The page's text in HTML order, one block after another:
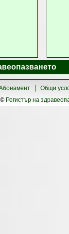
Общи
Регистър на